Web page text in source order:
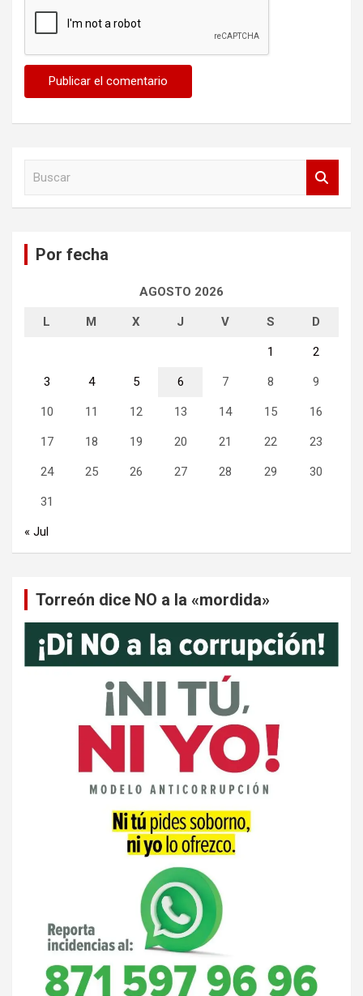
Por fecha
AGOSTO 2026
L M X J V S D
1 2
3 4 5 6 7 8 9
10 11 12 13 14 15 16
17 18 19 20 21 22 23
24 25 26 27 28 29 30
31
« Jul
Torreón dice NO a la «mordida»